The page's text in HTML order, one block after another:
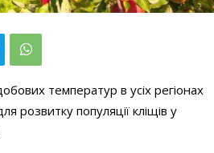
температур в усіх регіонах
розвитку популяції кліщів у